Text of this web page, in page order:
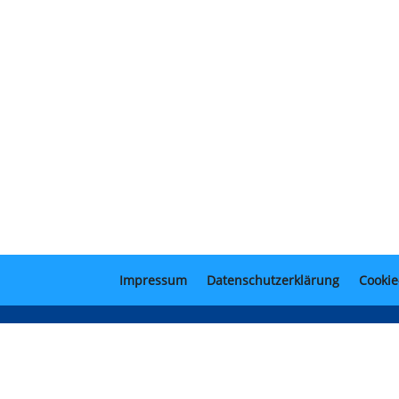
Impressum Datenschutzerklärung